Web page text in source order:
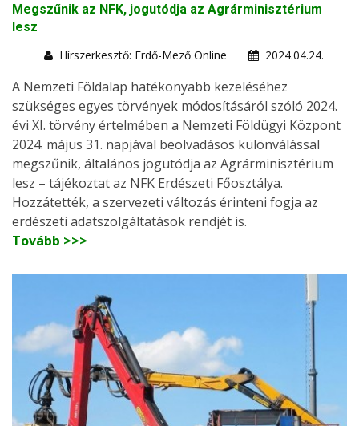
Megszűnik az NFK, jogutódja az Agrárminisztérium
lesz
Hírszerkesztő: Erdő-Mező Online
2024.04.24.
A Nemzeti Földalap hatékonyabb kezeléséhez
szükséges egyes törvények módosításáról szóló 2024.
évi XI. törvény értelmében a Nemzeti Földügyi Központ
2024. május 31. napjával beolvadásos különválással
megszűnik, általános jogutódja az Agrárminisztérium
lesz – tájékoztat az NFK Erdészeti Főosztálya.
Hozzátették, a szervezeti változás érinteni fogja az
erdészeti adatszolgáltatások rendjét is.
Tovább >>>